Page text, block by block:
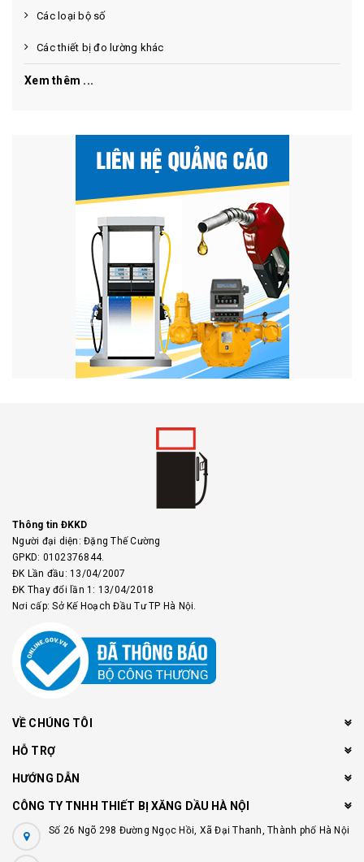
Các loại bộ số
Các thiết bị đo lường khác
Xem thêm ...
Thông tin ĐKKD
Người đại diện: Đặng Thế Cường
GPKD: 0102376844.
ĐK Lần đầu: 13/04/2007
ĐK Thay đổi lần 1: 13/04/2018
Nơi cấp: Sở Kế Hoạch Đầu Tư TP Hà Nội.
VỀ CHÚNG TÔI
HỖ TRỢ
HƯỚNG DẪN
CÔNG TY TNHH THIẾT BỊ XĂNG DẦU HÀ NỘI
Số 26 Ngõ 298 Đường Ngọc Hồi, Xã Đại Thanh, Thành phố Hà Nội